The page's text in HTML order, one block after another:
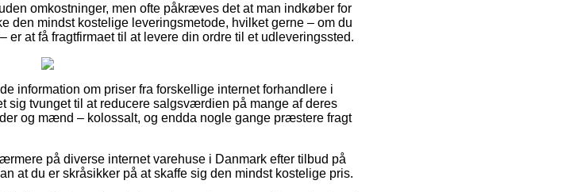
omkostninger, men ofte påkræves det at man indkøber for
den mindst kostelige leveringsmetode, hvilket gerne – om du
at få fragtfirmaet til at levere din ordre til et udleveringssted.
information om priser fra forskellige internet forhandlere i
sig tvunget til at reducere salgsværdien på mange af deres
og mænd – kolossalt, og endda nogle gange præstere fragt
på diverse internet varehuse i Danmark efter tilbud på
at du er skråsikker på at skaffe sig den mindst kostelige pris.